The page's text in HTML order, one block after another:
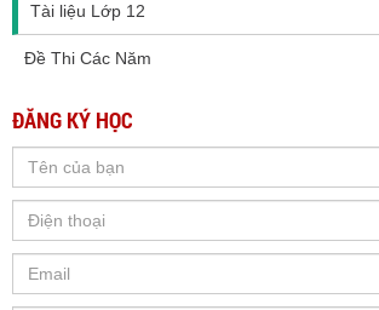
Tài liệu Lớp 12
Đề Thi Các Năm
ĐĂNG KÝ HỌC